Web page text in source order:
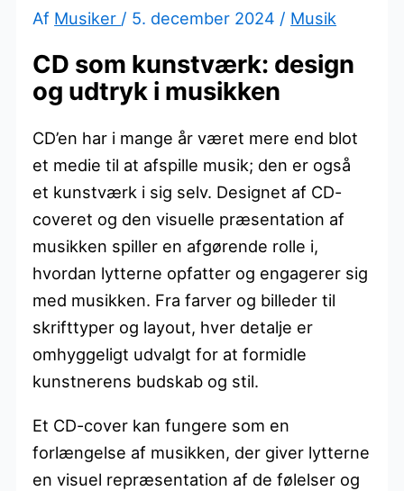
Af Musiker / 5. december 2024 / Musik
CD som kunstværk: design
og udtryk i musikken
CD’en har i mange år været mere end blot
et medie til at afspille musik; den er også
et kunstværk i sig selv. Designet af CD-
coveret og den visuelle præsentation af
musikken spiller en afgørende rolle i,
hvordan lytterne opfatter og engagerer sig
med musikken. Fra farver og billeder til
skrifttyper og layout, hver detalje er
omhyggeligt udvalgt for at formidle
kunstnerens budskab og stil.
Et CD-cover kan fungere som en
forlængelse af musikken, der giver lytterne
en visuel repræsentation af de følelser og